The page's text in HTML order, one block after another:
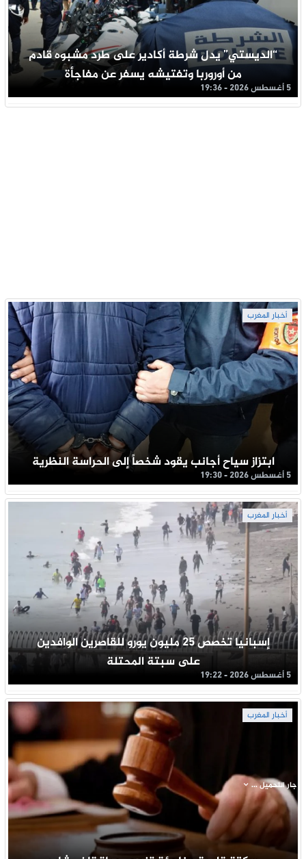
“الديستي” يدل شرطة أكادير على طرد مشبوه قادم
من أوروربا وتفتيشه يسفر عن مفاجأة
5 أغسطس 2026 - 19:36
أخبار المغرب
ابتزاز سياح أجانب يقود شخصاً إلى الحراسة النظرية
5 أغسطس 2026 - 19:30
أخبار المغرب
إسبانيا تخصص 25 مليون يورو للقاصرين الوافدين
على سبتة المحتلة
5 أغسطس 2026 - 19:22
أخبار المغرب
جار التحميل ...